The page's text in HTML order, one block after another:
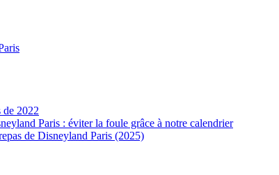
de 2022
Paris : éviter la foule grâce à notre calendrier
de Disneyland Paris (2025)